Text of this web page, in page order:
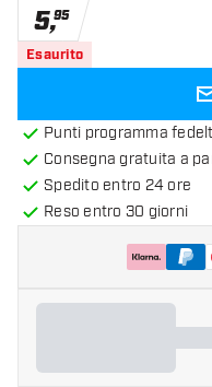
5,95
Esaurito
Punti programma
Consegna gratuita a
Spedito entro 24 ore
Reso entro 30 giorni